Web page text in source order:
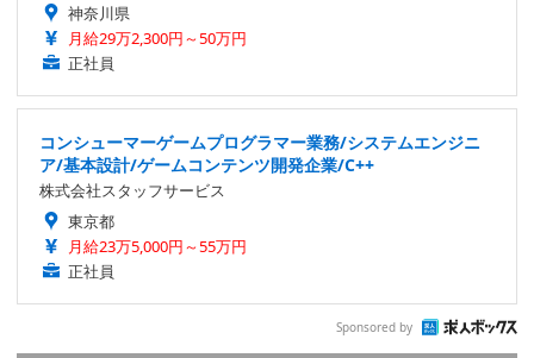
神奈川県
月給29万2,300円～50万円
正社員
コンシューマーゲームプログラマー業務/システムエンジニ
ア/基本設計/ゲームコンテンツ開発企業/C++
株式会社スタッフサービス
東京都
月給23万5,000円～55万円
正社員
Sponsored by